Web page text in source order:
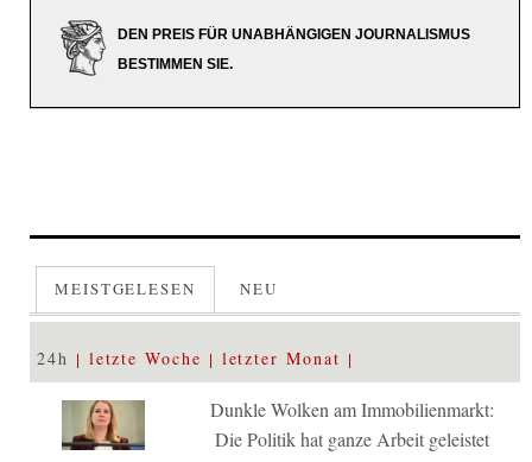
DEN PREIS FÜR UNABHÄNGIGEN JOURNALISMUS
BESTIMMEN SIE.
MEISTGELESEN NEU
24h letzte Woche letzter Monat
Dunkle Wolken am Immobilienmarkt:
Die Politik hat ganze Arbeit geleistet